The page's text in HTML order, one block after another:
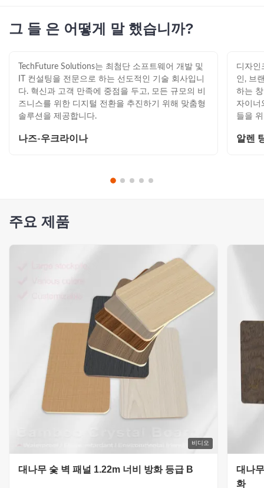
그 들 은 어떻게 말 했습니까?
TechFuture Solutions는 최첨단 소프트웨어 개발 및
IT 컨설팅을 전문으로 하는 선도적인 기술 회사입니
다. 혁신과 고객 만족에 중점을 두고, 모든 규모의 비
즈니스를 위한 디지털 전환을 추진하기 위해 맞춤형
솔루션을 제공합니다.
나즈-우크라이나
디자인
인, 브
하는
자이너
들을
알렌
주요 제품
비디오
대나무 숯 벽 패널 1.22m 너비 방화 등급 B
대나
화